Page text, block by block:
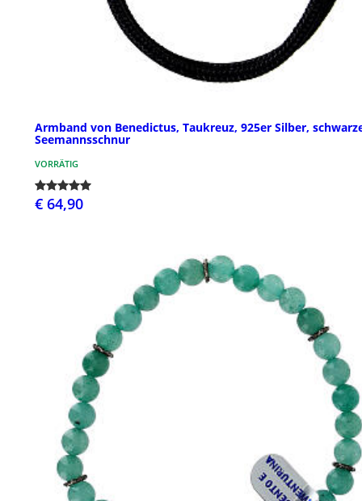
Armband von Benedictus, Taukreuz, 925er Silber,
Seemannsschnur
VORRÄTIG
€ 64,90